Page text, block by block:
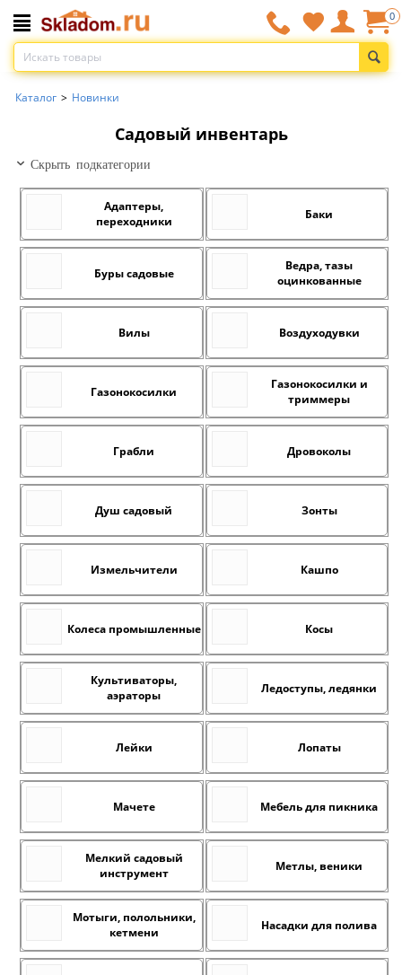
0
Каталог > Новинки
Садовый инвентарь
Скрыть подкатегории
Адаптеры,
переходники
Баки
Буры садовые
Ведра, тазы
оцинкованные
Вилы Воздуходувки
Газонокосилки
Газонокосилки и
триммеры
Грабли Дровоколы
Душ садовый Зонты
Измельчители Кашпо
Колеса промышленные Косы
Культиваторы,
аэраторы
Ледоступы, ледянки
Лейки Лопаты
Мачете Мебель для пикника
Мелкий садовый
инструмент
Метлы, веники
Мотыги, полольники,
кетмени
Насадки для полива